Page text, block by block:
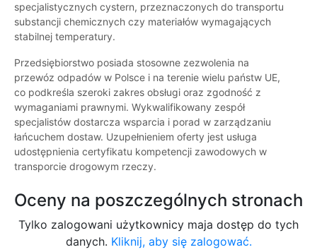
specjalistycznych cystern, przeznaczonych do transportu
substancji chemicznych czy materiałów wymagających
stabilnej temperatury.
Przedsiębiorstwo posiada stosowne zezwolenia na
przewóz odpadów w Polsce i na terenie wielu państw UE,
co podkreśla szeroki zakres obsługi oraz zgodność z
wymaganiami prawnymi. Wykwalifikowany zespół
specjalistów dostarcza wsparcia i porad w zarządzaniu
łańcuchem dostaw. Uzupełnieniem oferty jest usługa
udostępnienia certyfikatu kompetencji zawodowych w
transporcie drogowym rzeczy.
Oceny na poszczególnych stronach
Tylko zalogowani użytkownicy maja dostęp do tych
danych. Kliknij, aby się zalogować.